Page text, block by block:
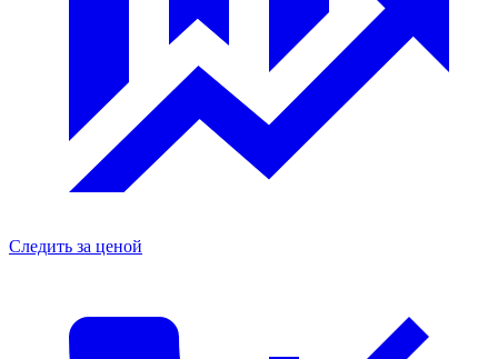
Следить за ценой